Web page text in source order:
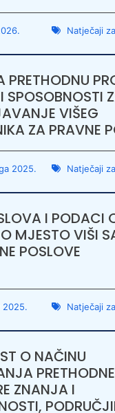
Natječaji
PRETHODNU
SPOSOBNOSTI
VIŠEG
ZA PRAVNE
2025. Natječaji
I PODACI
MJESTO VIŠI
POSLOVE
2025. Natječaji
O NAČINU
PRETHODNE
ZNANJA I